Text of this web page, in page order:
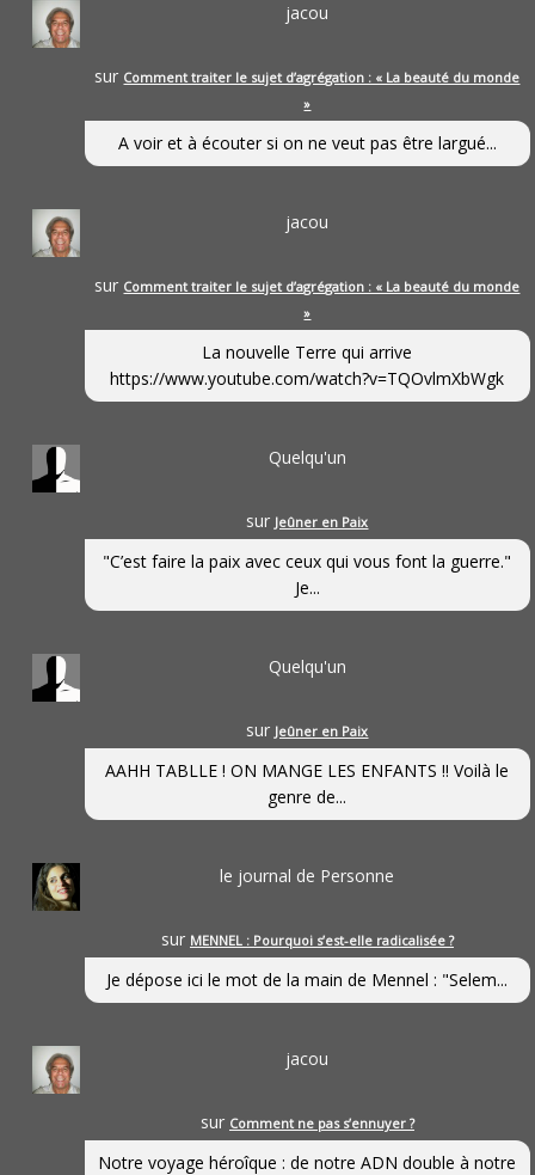
jacou
sur Comment traiter le sujet d’agrégation : « La beauté du monde
»
A voir et à écouter si on ne veut pas être largué...
jacou
sur Comment traiter le sujet d’agrégation : « La beauté du monde
»
La nouvelle Terre qui arrive
https://www.youtube.com/watch?v=TQOvlmXbWgk
Quelqu'un
sur Jeûner en Paix
"C’est faire la paix avec ceux qui vous font la guerre."
Je...
Quelqu'un
sur Jeûner en Paix
AAHH TABLLE ! ON MANGE LES ENFANTS !! Voilà le
genre de...
le journal de Personne
sur MENNEL : Pourquoi s’est-elle radicalisée ?
Je dépose ici le mot de la main de Mennel : "Selem...
jacou
sur Comment ne pas s’ennuyer ?
Notre voyage héroîque : de notre ADN double à notre